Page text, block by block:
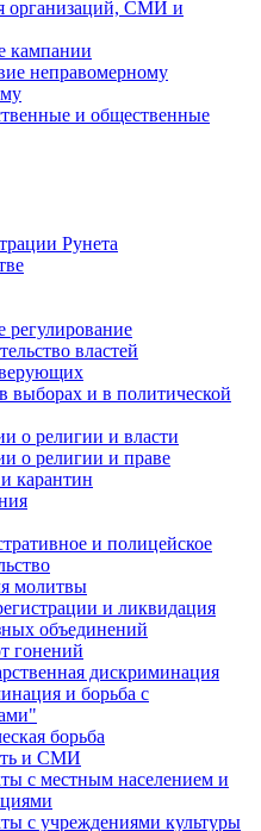
организаций, СМИ и
кампании
неправомерному
и общественные
Рунета
регулирование
властей
выборах и в политической
о религии и власти
о религии и праве
карантин
и полицейское
молитвы
и ликвидация
объединений
гонений
дискриминация
и борьба с
борьба
и СМИ
с местным населением и
с учреждениями культуры